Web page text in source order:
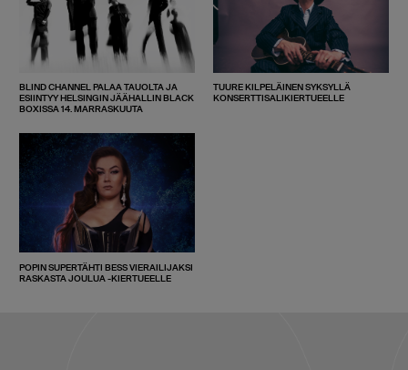
BLIND CHANNEL PALAA TAUOLTA JA
ESIINTYY HELSINGIN JÄÄHALLIN BLACK
BOXISSA 14. MARRASKUUTA
TUURE KILPELÄINEN SYKSYLLÄ
KONSERTTISALIKIERTUEELLE
POPIN SUPERTÄHTI BESS VIERAILIJAKSI
RASKASTA JOULUA -KIERTUEELLE